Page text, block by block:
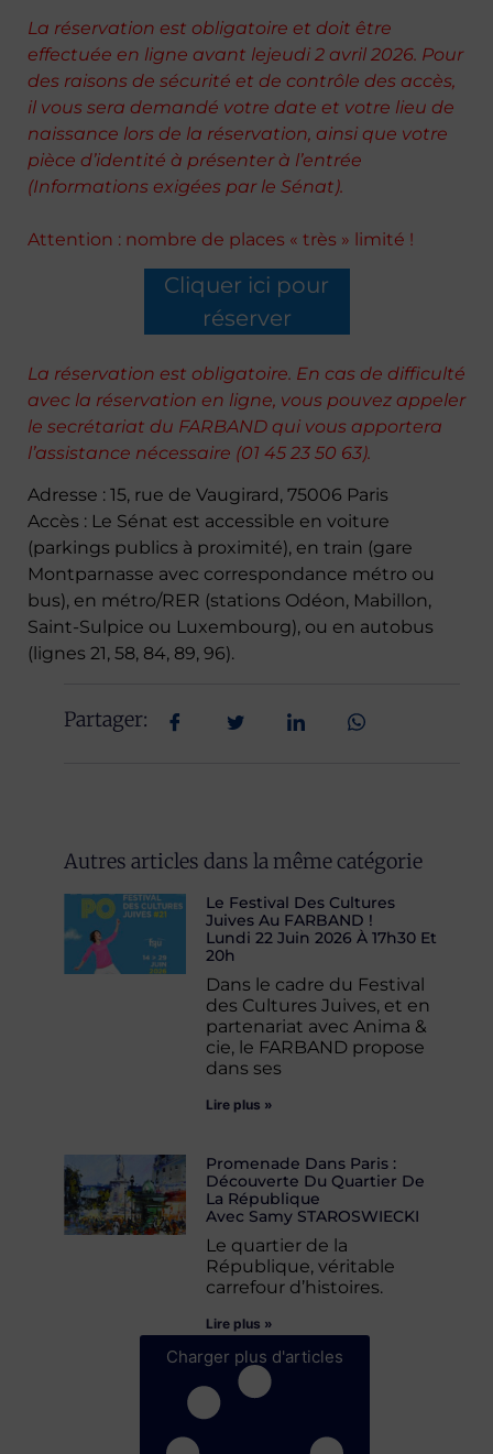
La réservation est obligatoire et doit être
effectuée en ligne avant lejeudi 2 avril 2026. Pour
des raisons de sécurité et de contrôle des accès,
il vous sera demandé votre date et votre lieu de
naissance lors de la réservation, ainsi que votre
pièce d’identité à présenter à l’entrée
(Informations exigées par le Sénat).
Attention : nombre de places « très » limité !
Cliquer ici pour
réserver
La réservation est obligatoire. En cas de difficulté
avec la réservation en ligne, vous pouvez appeler
le secrétariat du FARBAND qui vous apportera
l’assistance nécessaire (01 45 23 50 63).
Adresse : 15, rue de Vaugirard, 75006 Paris
Accès : Le Sénat est accessible en voiture
(parkings publics à proximité), en train (gare
Montparnasse avec correspondance métro ou
bus), en métro/RER (stations Odéon, Mabillon,
Saint-Sulpice ou Luxembourg), ou en autobus
(lignes 21, 58, 84, 89, 96).
Partager:
Autres articles dans la même catégorie
Le Festival Des Cultures
Juives Au FARBAND !
Lundi 22 Juin 2026 À 17h30 Et
20h
Dans le cadre du Festival
des Cultures Juives, et en
partenariat avec Anima &
cie, le FARBAND propose
dans ses
Lire plus »
Promenade Dans Paris :
Découverte Du Quartier De
La République
Avec Samy STAROSWIECKI
Le quartier de la
République, véritable
carrefour d’histoires.
Lire plus »
Charger plus d'articles